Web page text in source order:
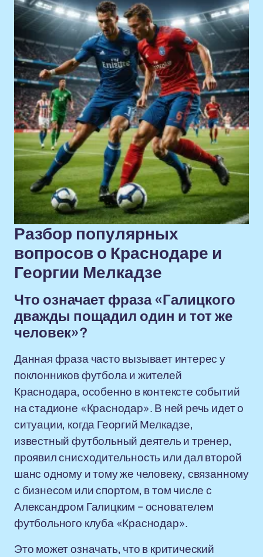
Разбор популярных
вопросов о Краснодаре и
Георгии Мелкадзе
Что означает фраза «Галицкого
дважды пощадил один и тот же
человек»?
Данная фраза часто вызывает интерес у
поклонников футбола и жителей
Краснодара, особенно в контексте событий
на стадионе «Краснодар». В ней речь идет о
ситуации, когда Георгий Мелкадзе,
известный футбольный деятель и тренер,
проявил снисходительность или дал второй
шанс одному и тому же человеку, связанному
с бизнесом или спортом, в том числе с
Александром Галицким – основателем
футбольного клуба «Краснодар».
Это может означать, что в критический